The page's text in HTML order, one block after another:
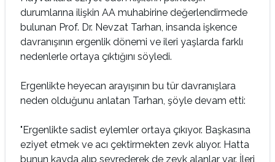
durumlarına ilişkin AA muhabirine değerlendirmede
bulunan Prof. Dr. Nevzat Tarhan, insanda işkence
davranışının ergenlik dönemi ve ileri yaşlarda farklı
nedenlerle ortaya çıktığını söyledi.
Ergenlikte heyecan arayışının bu tür davranışlara
neden olduğunu anlatan Tarhan, şöyle devam etti:
"Ergenlikte sadist eylemler ortaya çıkıyor. Başkasına
eziyet etmek ve acı çektirmekten zevk alıyor. Hatta
bunun kayda alıp seyrederek de zevk alanlar var. İleri